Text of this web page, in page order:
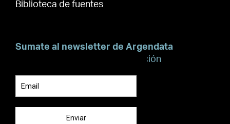
Biblioteca de fuentes
Sumate al newsletter de Argendata
Suscribite para recibir información
Enviar